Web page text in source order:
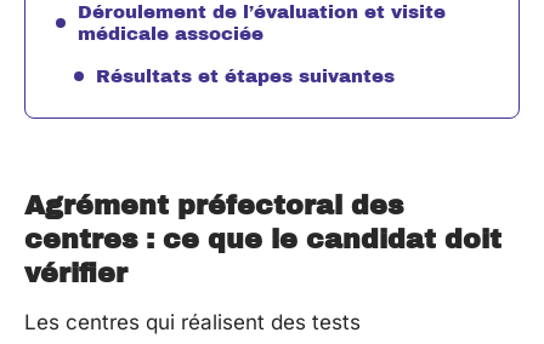
Déroulement de l’évaluation et visite
médicale associée
Résultats et étapes suivantes
Agrément préfectoral des
centres : ce que le candidat doit
vérifier
Les centres qui réalisent des tests